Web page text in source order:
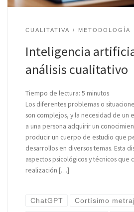
CUALITATIVA METODOLOGÍA
Inteligencia
análisis cualitativo
Tiempo de lectura: 5 minutos
Los diferentes problemas o
son complejos, y la necesidad de un
a una persona adquirir un
producir un cuerpo de estudio que
desarrollos en diversos temas. Esta
aspectos psicológicos y técnicos que
realización […]
ChatGPT Cortísimo